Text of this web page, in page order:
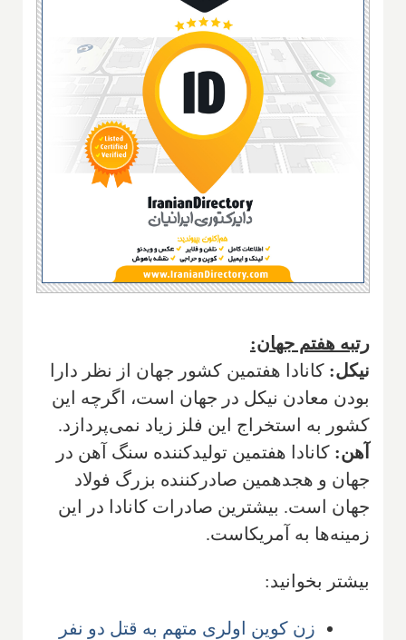
رتبه هفتم جهان:
نیکل: کانادا هفتمین کشور جهان از نظر دارا
بودن معادن نیکل در جهان است، اگرچه این
کشور به استخراج این فلز زیاد نمی‌پردازد.
آهن: کانادا هفتمین تولیدکننده سنگ آهن در
جهان و هجدهمین صادرکننده بزرگ فولاد
جهان است. بیشترین صادرات کانادا در این
زمینه‌ها به آمریکاست.
بیشتر بخوانید:
زن کوین اولری متهم به قتل دو نفر